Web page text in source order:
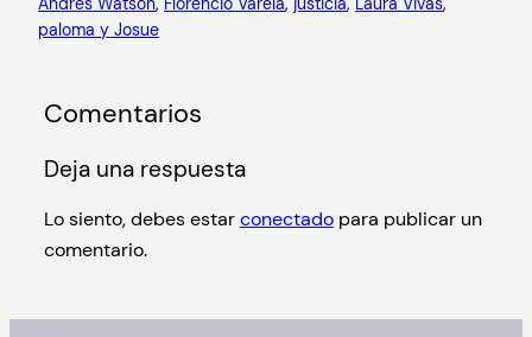
paloma y Josue
Comentarios
Deja una respuesta
Lo siento, debes estarconectadopara publicar un
comentario.